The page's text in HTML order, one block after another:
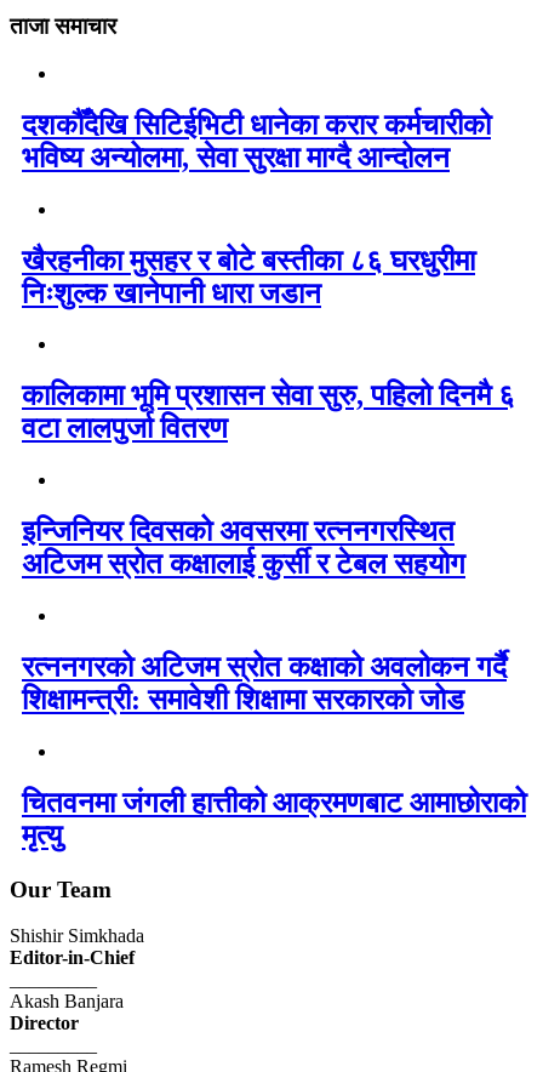
ताजा समाचार
दशकौँदेखि सिटिईभिटी धानेका करार कर्मचारीको
भविष्य अन्योलमा, सेवा सुरक्षा माग्दै आन्दोलन
खैरहनीका मुसहर र बोटे बस्तीका ८६ घरधुरीमा
निःशुल्क खानेपानी धारा जडान
कालिकामा भूमि प्रशासन सेवा सुरु, पहिलो दिनमै ६
वटा लालपुर्जा वितरण
इन्जिनियर दिवसको अवसरमा रत्ननगरस्थित
अटिजम स्रोत कक्षालाई कुर्सी र टेबल सहयोग
रत्ननगरको अटिजम स्रोत कक्षाको अवलोकन गर्दै
शिक्षामन्त्री: समावेशी शिक्षामा सरकारको जोड
चितवनमा जंगली हात्तीको आक्रमणबाट आमाछोराको
मृत्यु
Our Team
Shishir Simkhada
Editor-in-Chief
Akash Banjara
Director
Ramesh Regmi